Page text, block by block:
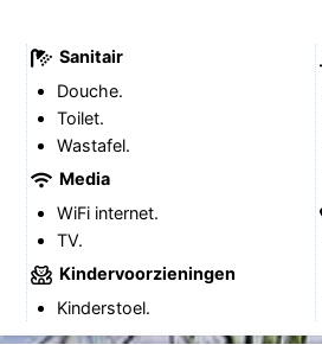
Sanitair
Douche.
Toilet.
Wastafel.
Media
WiFi internet.
TV.
Kindervoorzieningen
Kinderstoel.